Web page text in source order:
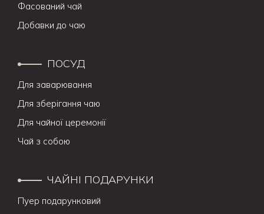
Фасований чай
Добавки до чаю
ПОСУД
Для заварювання
Для зберігання чаю
Для чайної церемонії
Чай з собою
ЧАЙНІ ПОДАРУНКИ
Пуер подарунковий